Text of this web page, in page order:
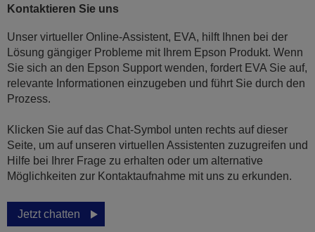
Kontaktieren Sie uns
Unser virtueller Online-Assistent, EVA, hilft Ihnen bei der
Lösung gängiger Probleme mit Ihrem Epson Produkt. Wenn
Sie sich an den Epson Support wenden, fordert EVA Sie auf,
relevante Informationen einzugeben und führt Sie durch den
Prozess.
Klicken Sie auf das Chat-Symbol unten rechts auf dieser
Seite, um auf unseren virtuellen Assistenten zuzugreifen und
Hilfe bei Ihrer Frage zu erhalten oder um alternative
Möglichkeiten zur Kontaktaufnahme mit uns zu erkunden.
Jetzt chatten